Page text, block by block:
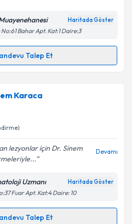
işlenmesine ilişkin
ve kişisel verilerimin belirtilen
Talebini Gönder
Haritada Göster
Bahar Apt. Kat:1 Daire:3
Talep Et
Talebi
için randevu takvimi talebi
randevu almanız için bir
e-posta ile bilgilendireceğiz.
işlenmesine ilişkin
Aydınlatma
ve kişisel verilerimin belirtilen
kabul ediyorum.
Karaca
lezyonlar için Dr. Sinem
Devamı
Uzmanı Haritada Göster
Fuar Apt. Kat:4 Daire: 10
Talep Et